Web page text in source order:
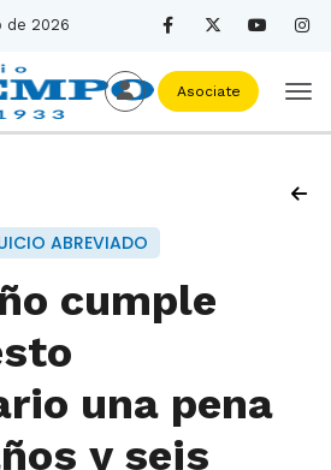
de 2026
Asociate
ABREVIADO
cumple
una pena
y seis